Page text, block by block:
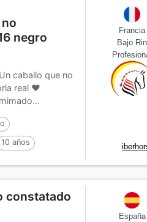
negro
caballo que no
real ❤️
10 años
Francia
Bajo Rin
constatado
España